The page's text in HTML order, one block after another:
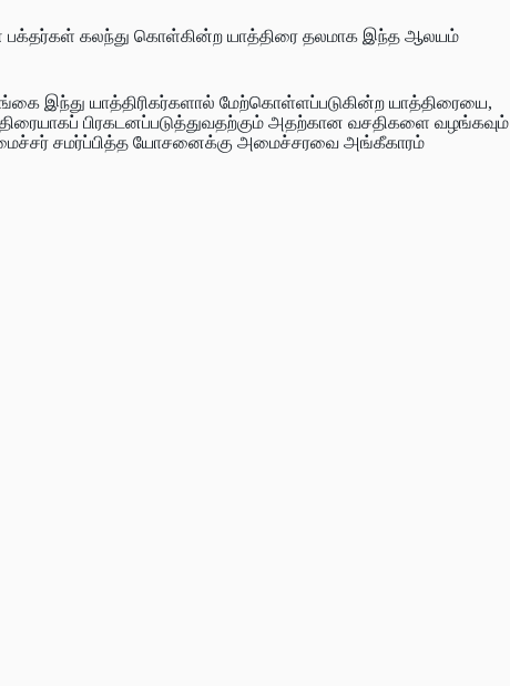
பக்தர்கள் கலந்து கொள்கின்ற யாத்திரை தலமாக இந்த ஆலயம்
இந்து யாத்திரிகர்களால் மேற்கொள்ளப்படுகின்ற யாத்திரையை,
பிரகடனப்படுத்துவதற்கும் அதற்கான வசதிகளை வழங்கவும்
சமர்ப்பித்த யோசனைக்கு அமைச்சரவை அங்கீகாரம்